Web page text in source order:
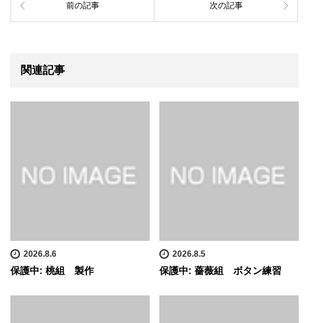
前の記事 次の記事
関連記事
2026.8.6
保護中: 桃組 製作
2026.8.5
保護中: 薔薇組 ボタン練習